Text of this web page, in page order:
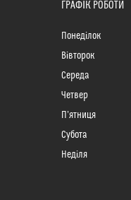
ГРАФІК РОБОТИ
Понеділок
Вівторок
Середа
Четвер
Пʼятниця
Субота
Неділя